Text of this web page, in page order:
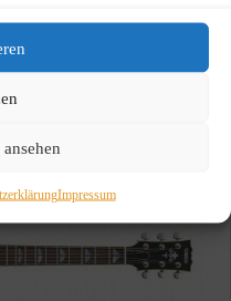
Impressum
€